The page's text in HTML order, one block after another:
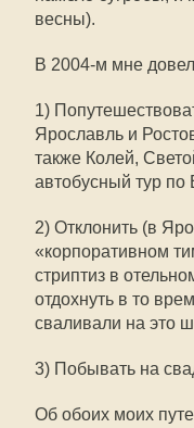
весны).
В 2004-м мне
1)
Ярославль и
также Колей,
автобусный тур по
2) Отклонить (в
«корпоративном
стриптиз в
отдохнуть в то
сваливали на это
3) Побывать на
Об обоих моих